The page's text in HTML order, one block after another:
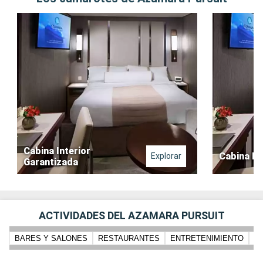
Cabina Interior
Garantizada
Explorar Cabina
ACTIVIDADES DEL AZAMARA PURSUIT
BARES Y SALONES RESTAURANTES ENTRETENIMIENTO